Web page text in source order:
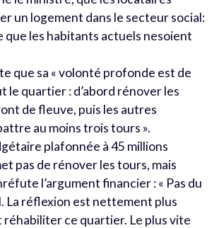
un logement dans le secteur social:
que les habitants actuels nesoient
que sa « volonté profonde est de
le quartier : d’abord rénover les
de fleuve, puis les autres
au moins trois tours ».
plafonnée à 45 millions
pas de rénover les tours, mais
l’argument financier : « Pas du
réflexion est nettement plus
ce quartier. Le plus vite